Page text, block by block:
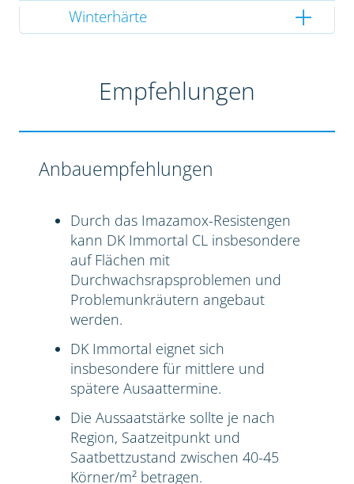
Winterhärte
Empfehlungen
Anbauempfehlungen
Durch das Imazamox-Resistengen
kann DK Immortal CL insbesondere
auf Flächen mit
Durchwachsrapsproblemen und
Problemunkräutern angebaut
werden.
DK Immortal eignet sich
insbesondere für mittlere und
spätere Ausaattermine.
Die Aussaatstärke sollte je nach
Region, Saatzeitpunkt und
Saatbettzustand zwischen 40-45
Körner/m² betragen.